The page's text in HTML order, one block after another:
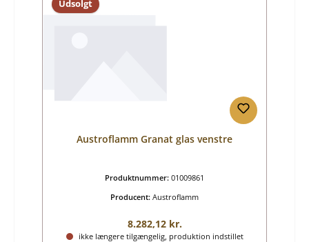
Udsolgt
Austroflamm Granat glas venstre
Produktnummer: 01009861
Producent: Austroflamm
Almindelig pris:
8.282,12 kr.
ikke længere tilgængelig, produktion indstillet